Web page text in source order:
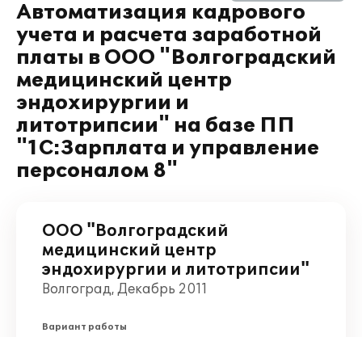
Автоматизация кадрового
учета и расчета заработной
платы в ООО "Волгоградский
медицинский центр
эндохирургии и
литотрипсии" на базе ПП
"1С:Зарплата и управление
персоналом 8"
ООО "Волгоградский
медицинский центр
эндохирургии и литотрипсии"
Волгоград, Декабрь 2011
Вариант работы